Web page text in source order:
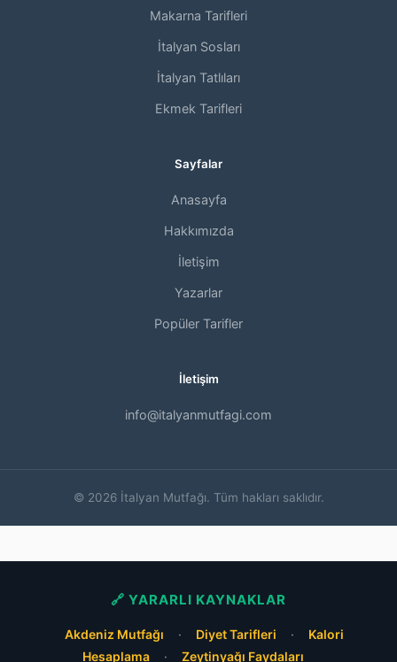
Makarna Tarifleri
İtalyan Sosları
İtalyan Tatlıları
Ekmek Tarifleri
Sayfalar
Anasayfa
Hakkımızda
İletişim
Yazarlar
Popüler Tarifler
İletişim
info@italyanmutfagi.com
© 2026 İtalyan Mutfağı. Tüm hakları saklıdır.
🔗 YARARLI KAYNAKLAR
Akdeniz Mutfağı · Diyet Tarifleri ·
Kalori
Hesaplama
· Zeytinyağı Faydaları